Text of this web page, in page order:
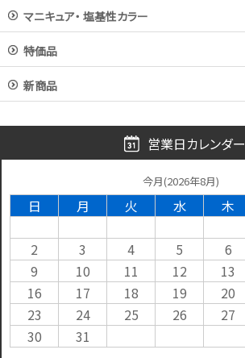
マニキュア・ 塩基性カラー
特価品
新商品
営業日カレンダー
今月(2026年8月)
日 月 火 水 木
2
3 4 5 6
9
10 11 12 13
16
17 18 19 20
23
24 25 26 27
30
31